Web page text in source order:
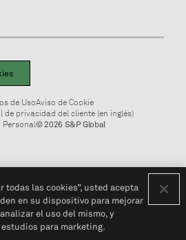
de UsoAviso de Cookie
de privacidad del cliente (en inglés)
Personal© 2026 S&P Global
todas las cookies”, usted acepta
en su dispositivo para mejorar
el uso del mismo, y
para marketing.